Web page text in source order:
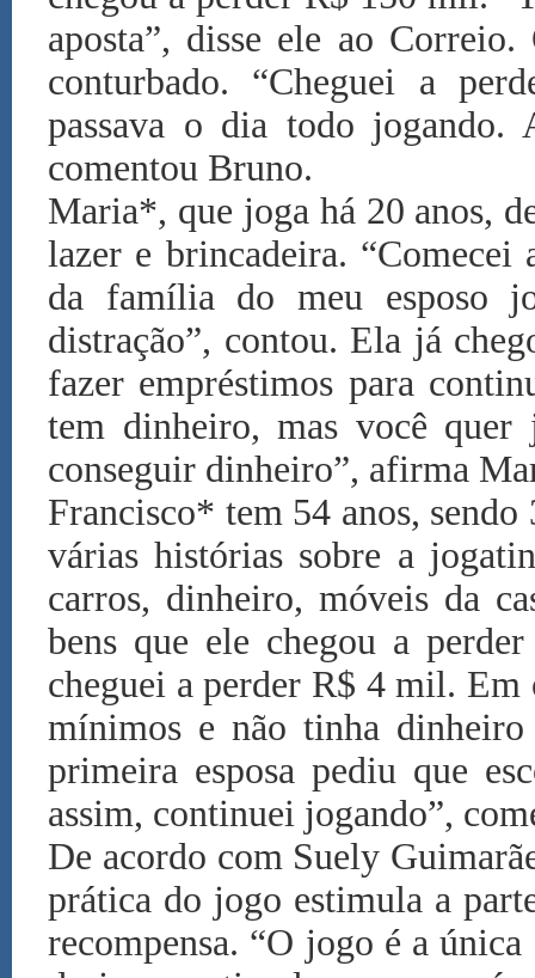
aposta”, disse ele ao
conturbado. “Cheguei a
passava o dia todo jogando.
comentou Bruno.
Maria*, que joga há 20 anos,
lazer e brincadeira.
da família do meu esposo
distração”, contou. Ela já
fazer empréstimos para
tem dinheiro, mas você
conseguir dinheiro”, afirma
Francisco* tem 54 anos,
várias histórias sobre a
carros, dinheiro, móveis da
bens que ele chegou a
cheguei a perder R$ 4 mil. Em
mínimos e não tinha
primeira esposa pediu que
assim, continuei jogando”,
De acordo com Suely
prática do jogo estimula a
recompensa. “O jogo é a